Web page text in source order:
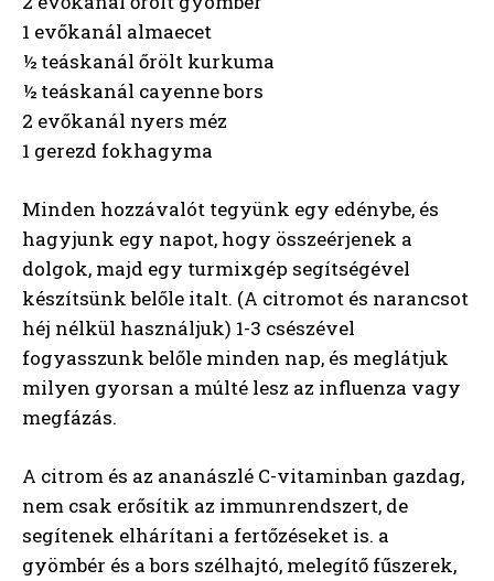
1 evőkanál almaecet
½ teáskanál őrölt kurkuma
½ teáskanál cayenne bors
2 evőkanál nyers méz
1 gerezd fokhagyma
Minden hozzávalót tegyünk egy edénybe, és
hagyjunk egy napot, hogy összeérjenek a
dolgok, majd egy turmixgép segítségével
készítsünk belőle italt. (A citromot és narancsot
héj nélkül használjuk) 1-3 csészével
fogyasszunk belőle minden nap, és meglátjuk
milyen gyorsan a múlté lesz az influenza vagy
megfázás.
A citrom és az ananászlé C-vitaminban gazdag,
nem csak erősítik az immunrendszert, de
segítenek elhárítani a fertőzéseket is. a
gyömbér és a bors szélhajtó, melegítő fűszerek,